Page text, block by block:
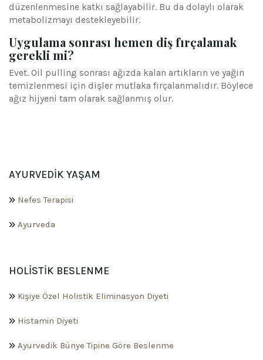
düzenlenmesine katkı sağlayabilir. Bu da dolaylı olarak
metabolizmayı destekleyebilir.
Uygulama sonrası hemen diş fırçalamak
gerekli mi?
Evet. Oil pulling sonrası ağızda kalan artıkların ve yağın
temizlenmesi için dişler mutlaka fırçalanmalıdır. Böylece
ağız hijyeni tam olarak sağlanmış olur.
AYURVEDIK YAŞAM
Nefes Terapisi
Ayurveda
HOLISTIK BESLENME
Kişiye Özel Holistik Eliminasyon Diyeti
Histamin Diyeti
Ayurvedik Bünye Tipine Göre Beslenme